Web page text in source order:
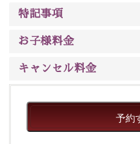
※交通規制などにより運行で
※年末年始及び御柱祭前後は
神秘なる諏訪湖に心癒され
特記事項
お子様料金
キャンセル料金
予約